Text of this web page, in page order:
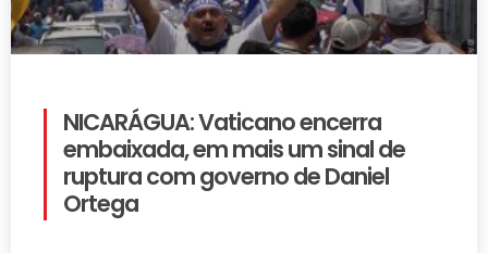
NICARÁGUA: Vaticano encerra
embaixada, em mais um sinal de
ruptura com governo de Daniel
Ortega